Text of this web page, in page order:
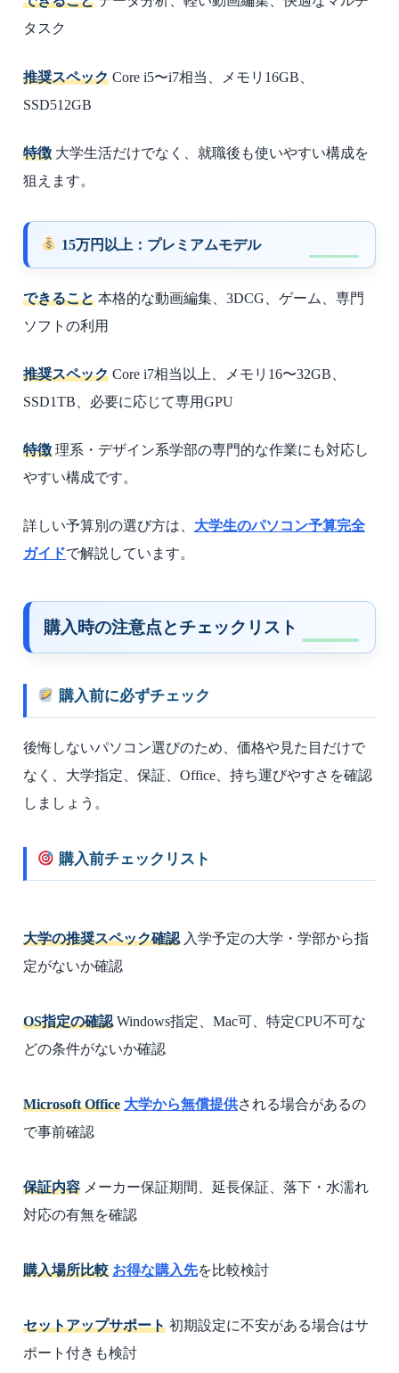
タスク
推奨スペック Core i5〜i7相当、メモリ16GB、
SSD512GB
特徴 大学生活だけでなく、就職後も使いやすい構成を
狙えます。
15万円以上：プレミアムモデル
できること 本格的な動画編集、3DCG、ゲーム、専門
ソフトの利用
推奨スペック Core i7相当以上、メモリ16〜32GB、
SSD1TB、必要に応じて専用GPU
特徴 理系・デザイン系学部の専門的な作業にも対応し
やすい構成です。
詳しい予算別の選び方は、 大学生のパソコン予算完全
ガイドで解説しています。
購入時の注意点とチェックリスト
購入前に必ずチェック
後悔しないパソコン選びのため、価格や見た目だけで
なく、大学指定、保証、Office、持ち運びやすさを確認
しましょう。
購入前チェックリスト
大学の推奨スペック確認 入学予定の大学・学部から指
定がないか確認
OS指定の確認 Windows指定、Mac可、特定CPU不可な
どの条件がないか確認
Microsoft Office 大学から無償提供される場合があるの
で事前確認
保証内容 メーカー保証期間、延長保証、落下・水濡れ
対応の有無を確認
購入場所比較 お得な購入先を比較検討
セットアップサポート 初期設定に不安がある場合はサ
ポート付きも検討